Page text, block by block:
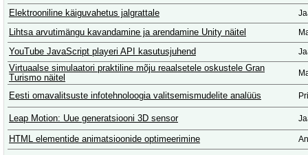
Elektrooniline käiguvahetus jalgrattale
Lihtsa arvutimängu kavandamine ja arendamine Unity näitel
YouTube JavaScript playeri API kasutusjuhend
Virtuaalse simulaatori praktiline mõju reaalsetele oskustele Gran
Turismo näitel
Eesti omavalitsuste infotehnoloogia valitsemismudelite analüüs
Leap Motion: Uue generatsiooni 3D sensor
HTML elementide animatsioonide optimeerimine